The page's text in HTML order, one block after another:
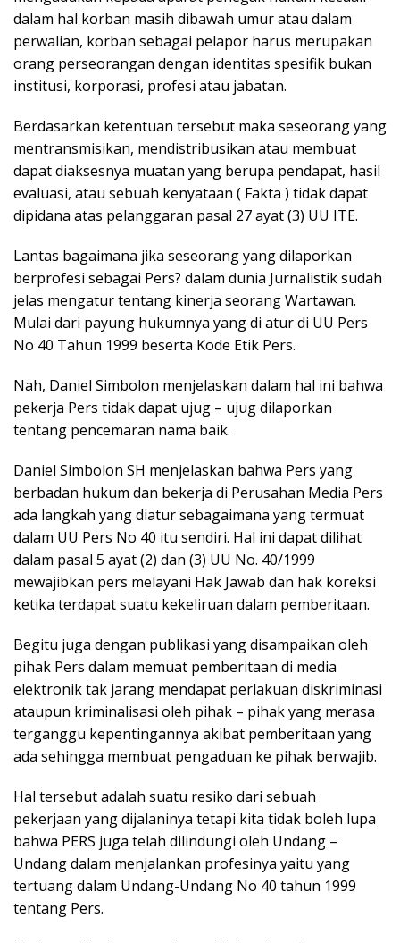
dalam hal korban masih dibawah umur atau dalam
perwalian, korban sebagai pelapor harus merupakan
orang perseorangan dengan identitas spesifik bukan
institusi, korporasi, profesi atau jabatan.
Berdasarkan ketentuan tersebut maka seseorang yang
mentransmisikan, mendistribusikan atau membuat
dapat diaksesnya muatan yang berupa pendapat, hasil
evaluasi, atau sebuah kenyataan ( Fakta ) tidak dapat
dipidana atas pelanggaran pasal 27 ayat (3) UU ITE.
Lantas bagaimana jika seseorang yang dilaporkan
berprofesi sebagai Pers? dalam dunia Jurnalistik sudah
jelas mengatur tentang kinerja seorang Wartawan.
Mulai dari payung hukumnya yang di atur di UU Pers
No 40 Tahun 1999 beserta Kode Etik Pers.
Nah, Daniel Simbolon menjelaskan dalam hal ini bahwa
pekerja Pers tidak dapat ujug – ujug dilaporkan
tentang pencemaran nama baik.
Daniel Simbolon SH menjelaskan bahwa Pers yang
berbadan hukum dan bekerja di Perusahan Media Pers
ada langkah yang diatur sebagaimana yang termuat
dalam UU Pers No 40 itu sendiri. Hal ini dapat dilihat
dalam pasal 5 ayat (2) dan (3) UU No. 40/1999
mewajibkan pers melayani Hak Jawab dan hak koreksi
ketika terdapat suatu kekeliruan dalam pemberitaan.
Begitu juga dengan publikasi yang disampaikan oleh
pihak Pers dalam memuat pemberitaan di media
elektronik tak jarang mendapat perlakuan diskriminasi
ataupun kriminalisasi oleh pihak – pihak yang merasa
terganggu kepentingannya akibat pemberitaan yang
ada sehingga membuat pengaduan ke pihak berwajib.
Hal tersebut adalah suatu resiko dari sebuah
pekerjaan yang dijalaninya tetapi kita tidak boleh lupa
bahwa PERS juga telah dilindungi oleh Undang –
Undang dalam menjalankan profesinya yaitu yang
tertuang dalam Undang-Undang No 40 tahun 1999
tentang Pers.